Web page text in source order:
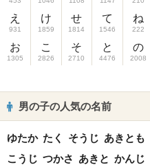
え
931
お
1305
け
1859
こ
2826
せ
1814
そ
2710
て
1546
と
4476
ね
222
の
2008
男の子の人気の名前
ゆたか たく そうじ あきとも
こうじ つかさ あきと かんじ